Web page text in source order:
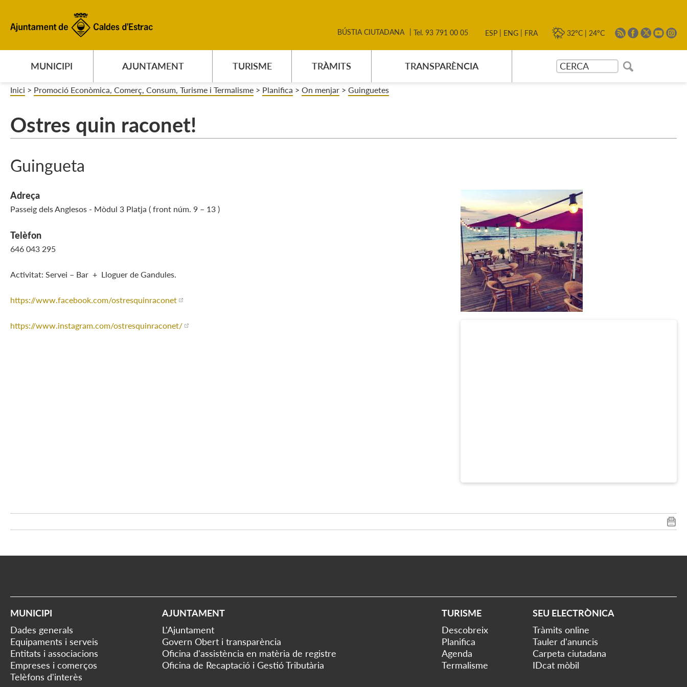
MUNICIPI AJUNTAMENT TURISME TRÀMITS TRANSPARÈNCIA
BÚSTIA CIUTADANA Tel. 93 791 00 05 ESP | ENG | FRA 32ºC | 24ºC
Inici > Promoció Econòmica, Comerç, Consum, Turisme i Termalisme > Planifica > On menjar > Guinguetes
Ostres quin raconet!
Guingueta
Adreça
Passeig dels Anglesos - Mòdul 3 Platja ( front núm. 9 – 13 )
Telèfon
646 043 295
Activitat: Servei – Bar + Lloguer de Gandules.
https://www.facebook.com/ostresquinraconet
https://www.instagram.com/ostresquinraconet/
MUNICIPI
Dades generals
Equipaments i serveis
Entitats i associacions
Empreses i comerços
Telèfons d'interès
AJUNTAMENT
L'Ajuntament
Govern Obert i transparència
Oficina d'assistència en matèria de registre
Oficina de Recaptació i Gestió Tributària
TURISME
Descobreix
Planifica
Agenda
Termalisme
SEU ELECTRÒNICA
Tràmits online
Tauler d'anuncis
Carpeta ciutadana
IDcat mòbil